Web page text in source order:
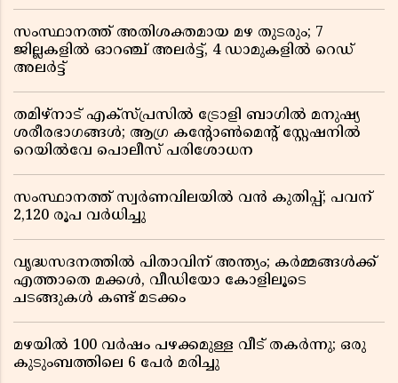
സംസ്ഥാനത്ത് അതിശക്തമായ മഴ തുടരും; 7
ജില്ലകളിൽ ഓറഞ്ച് അലർട്ട്, 4 ഡാമുകളിൽ റെഡ്
അലർട്ട്
തമിഴ്‌നാട് എക്സ്പ്രസിൽ ട്രോളി ബാഗിൽ മനുഷ്യ
ശരീരഭാഗങ്ങൾ; ആഗ്ര കൻ്റോൺമെൻ്റ് സ്റ്റേഷനിൽ
റെയിൽവേ പൊലീസ് പരിശോധന
സംസ്ഥാനത്ത് സ്വര്‍ണവിലയില്‍ വന്‍ കുതിപ്പ്; പവന്
2,120 രൂപ വര്‍ധിച്ചു
വൃദ്ധസദനത്തിൽ പിതാവിന് അന്ത്യം; കർമ്മങ്ങൾക്ക്
എത്താതെ മക്കൾ, വീഡിയോ കോളിലൂടെ
ചടങ്ങുകൾ കണ്ട് മടക്കം
മഴയിൽ 100 വർഷം പഴക്കമുള്ള വീട് തകർന്നു; ഒരു
കുടുംബത്തിലെ 6 പേർ മരിച്ചു